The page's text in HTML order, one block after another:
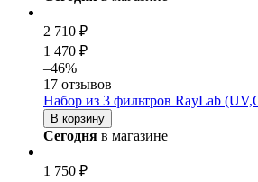
2 710 ₽
1 470 ₽
–46%
17 отзывов
Набор из 3 фильтров RayLab
В корзину
Сегодня в магазине
1 750 ₽